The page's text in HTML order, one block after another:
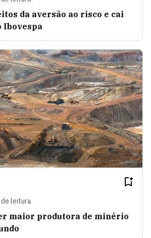
da aversão ao risco e cai
Ibovespa
de leitura
maior produtora de minério